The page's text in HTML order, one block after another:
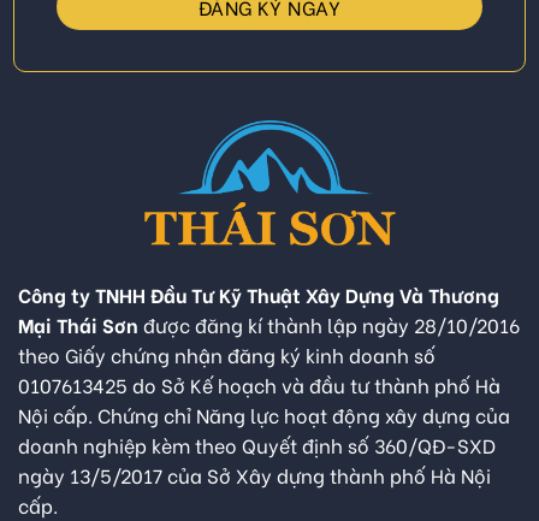
Công ty TNHH Đầu Tư Kỹ Thuật Xây Dựng Và Thương
Mại Thái Sơn được đăng kí thành lập ngày 28/10/2016
theo Giấy chứng nhận đăng ký kinh doanh số
0107613425 do Sở Kế hoạch và đầu tư thành phố Hà
Nội cấp. Chứng chỉ Năng lực hoạt động xây dựng của
doanh nghiệp kèm theo Quyết định số 360/QĐ-SXD
ngày 13/5/2017 của Sở Xây dựng thành phố Hà Nội
cấp.